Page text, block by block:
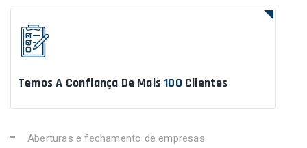
Temos A Confiança De Mais 100 Clientes
Aberturas e fechamento de empresas